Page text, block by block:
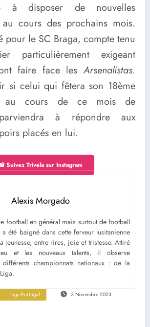
à disposer de nouvelles
au cours des prochains mois.
pour le SC Braga, compte tenu
particulièrement exigeant
faire face lesArsenalistas.
si celui qui fêtera son 18ème
au cours de ce mois de
à répondre aux
placés en lui.
Suivez Trivela sur Instagram
Alexis Morgado
football en général mais surtout de football
été baigné dans cette ferveur lusitanienne
jeunesse, entre rires, joie et tristesse. Attiré
et les nouveaux talents, il observe
différents championnats nationaux : de la
Liga Portugal 3 Novembre 2023